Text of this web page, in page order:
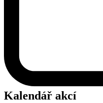
Kalendář akcí